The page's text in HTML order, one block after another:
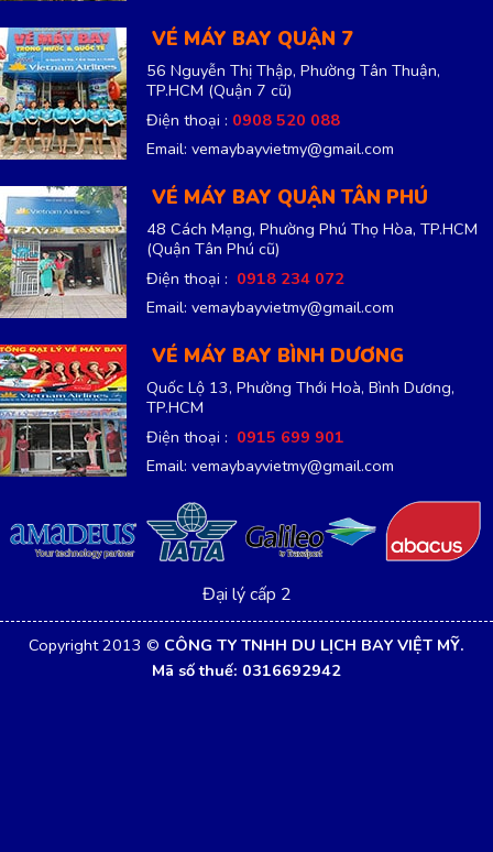
VÉ MÁY BAY QUẬN 7
56 Nguyễn Thị Thập, Phường Tân Thuận,
TP.HCM (Quận 7 cũ)
Điện thoại : 0908 520 088
Email: vemaybayvietmy@gmail.com
VÉ MÁY BAY QUẬN TÂN PHÚ
48 Cách Mạng, Phường Phú Thọ Hòa, TP.HCM
(Quận Tân Phú cũ)
Điện thoại : 0918 234 072
Email: vemaybayvietmy@gmail.com
VÉ MÁY BAY BÌNH DƯƠNG
Quốc Lộ 13, Phường Thới Hoà, Bình Dương,
TP.HCM
Điện thoại : 0915 699 901
Email: vemaybayvietmy@gmail.com
Đại lý cấp 2
Copyright 2013 © CÔNG TY TNHH DU LỊCH BAY VIỆT MỸ.
Mã số thuế: 0316692942